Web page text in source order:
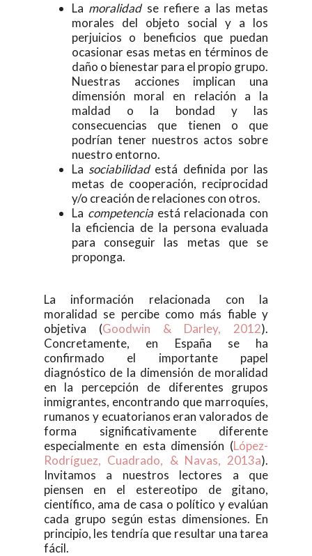
La moralidadse refiere a las metas
morales del objeto social y a los
perjuicios o beneficios que puedan
ocasionar esas metas en términos de
daño o bienestar para el propio grupo.
Nuestras acciones implican una
dimensión moral en relación a la
maldad o la bondad y las
consecuencias que tienen o que
podrían tener nuestros actos sobre
nuestro entorno.
La sociabilidadestá definida por las
metas de cooperación, reciprocidad
y/o creación de relaciones con otros.
La competenciaestá relacionada con
la eficiencia de la persona evaluada
para conseguir las metas que se
proponga.
La información relacionada con la
moralidad se percibe como más fiable y
objetiva (Goodwin & Darley, 2012).
Concretamente, en España se ha
confirmado el importante papel
diagnóstico de la dimensión de moralidad
en la percepción de diferentes grupos
inmigrantes, encontrando que marroquíes,
rumanos y ecuatorianos eran valorados de
forma significativamente diferente
especialmente en esta dimensión (López-
Rodríguez, Cuadrado, & Navas, 2013a).
Invitamos a nuestros lectores a que
piensen en el estereotipo de gitano,
científico, ama de casa o político y evalúan
cada grupo según estas dimensiones. En
principio, les tendría que resultar una tarea
fácil.